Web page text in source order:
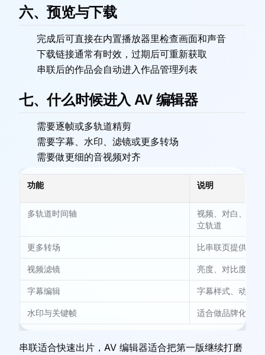
六、预览与下载
完成后可直接在内置播放器里检查画面和声音
下载链接通常有时效，过期后可重新获取
串联后的作品会自动进入作品管理列表
七、什么时候进入 AV 编辑器
需要逐帧或多轨道精剪
需要字幕、水印、滤镜或更多转场
需要做更细的音视频对齐
功能 说明
多轨道时间轴
视频、对白、配
立轨道
更多转场 比串联页提供更
视频滤镜 亮度、对比度、
字幕编辑 字幕样式、动画
水印与关键帧 适合做品牌化和
串联适合快速出片，AV 编辑器适合把第一版继续打磨